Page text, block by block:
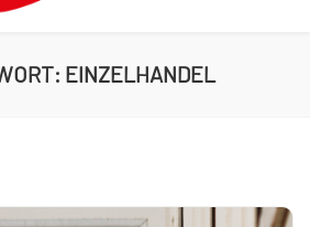
EINZELHANDEL